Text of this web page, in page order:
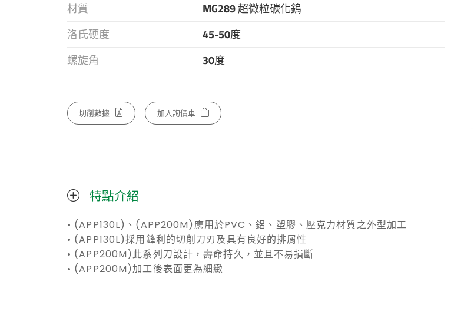
材質
MG289 超微粒碳化鎢
洛氏硬度
45-50度
螺旋角
30度
切削數據 加入詢價車
特點介紹
• (APP130L)、(APP200M)應用於PVC、鋁、塑膠、壓克力材質之外型加工
• (APP130L)採用鋒利的切削刀刃及具有良好的排屑性
• (APP200M)此系列刀設計，壽命持久，並且不易損斷
• (APP200M)加工後表面更為細緻